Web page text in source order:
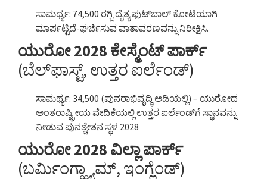
ಸಾಮರ್ಥ್ಯ: 74,500 ರಗ್ಬಿ ದೈತ್ಯ ಫುಟ್‌ಬಾಲ್ ಕೋಟೆಯಾಗಿ
ಮಾರ್ಪಟ್ಟಿದೆ-ಘರ್ಜಿಸುವ ವಾತಾವರಣವನ್ನು ನಿರೀಕ್ಷಿಸಿ.
ಯುರೋ 2028 ಕೇಸ್ಮೆಂಟ್ ಪಾರ್ಕ್
(ಬೆಲ್‌ಫಾಸ್ಟ್, ಉತ್ತರ ಐರ್ಲೆಂಡ್)
ಸಾಮರ್ಥ್ಯ: 34,500 (ಪುನರಾಭಿವೃದ್ಧಿ ಅಡಿಯಲ್ಲಿ) – ಯುರೋದ
ಅಂತರಾಷ್ಟ್ರೀಯ ವೇದಿಕೆಯಲ್ಲಿ ಉತ್ತರ ಐರ್ಲೆಂಡ್‌ಗೆ ಸ್ಥಾನವನ್ನು
ನೀಡುವ ಪುನಶ್ಚೇತನ ಸ್ಥಳ 2028
ಯುರೋ 2028 ವಿಲ್ಲಾ ಪಾರ್ಕ್
(ಬರ್ಮಿಂಗ್ಹ್ಯಾಮ್, ಇಂಗ್ಲೆಂಡ್)